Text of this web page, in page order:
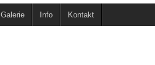
Galerie Info Kontakt